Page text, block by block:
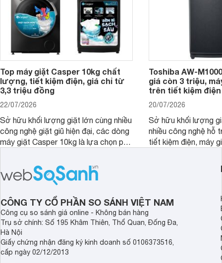
Top máy giặt Casper 10kg chất
lượng, tiết kiệm điện, giá chỉ từ
3,3 triệu đồng
22/07/2026
Sở hữu khối lượng giặt lớn cùng nhiều
công nghệ giặt giũ hiện đại, các dòng
máy giặt Casper 10kg là lựa chọn phù
Toshiba AW-
giá còn 3 triệu,
trên tiết kiệm
20/07/2026
Sở hữu khối lượng
nhiều công nghệ hỗ
tiết kiệm điện, máy
nhắc cho các gia
bán hiện đã giảm
CÔNG TY CỔ PHẦN SO SÁNH VIỆT NAM
Công cụ so sánh giá online - Không bán hàng
Trụ sở chính: Số 195 Khâm Thiên, Thổ Quan, Đống Đa,
Hà Nội
Giấy chứng nhận đăng ký kinh doanh số 0106373516,
cấp ngày 02/12/2013